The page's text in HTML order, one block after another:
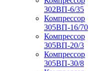
302ВП-6/35
Компрессор
305ВП-16/70
Компрессор
305ВП-20/3
Компрессор
305ВП-30/8